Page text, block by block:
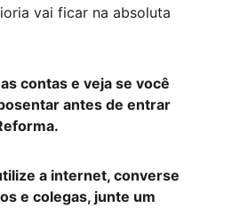
vai ficar na absoluta
contas e veja se você
antes de entrar
a internet, converse
e colegas, junte um